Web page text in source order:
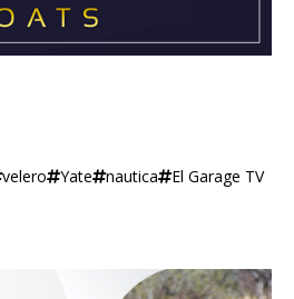
velero Yate nautica El Garage TV